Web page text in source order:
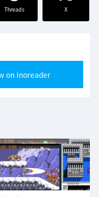
Threads X
on Inoreader